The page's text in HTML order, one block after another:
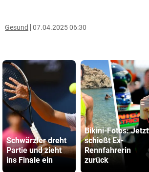
Gesund 07.04.2025 06:30
Schwärzler dreht
Partie und zieht
ins Finale ein
Bikini-Fotos: Jetzt
schießt Ex-
Rennfahrerin
zurück